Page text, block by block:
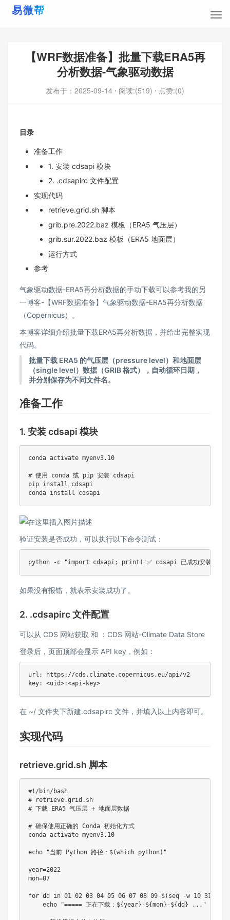
【WRF数据准备】批量下载ERA5再
分析数据-气象驱动数据
发布于： 2025-09-14 ⋅ 阅读:(519) ⋅ 点赞:(0)
目录
准备工作
1. 安装 cdsapi 模块
2. .cdsapirc 文件配置
实现代码
retrieve.grid.sh 脚本
grib.pre.2022.baz 模板（ERA5 气压层）
grib.sur.2022.baz 模板（ERA5 地面层）
运行方式
参考
气象驱动数据-ERA5再分析数据的手动下载可以参考我的另
一博客- 【WRF数据准备】气象驱动数据-ERA5再分析数据
（Copernicus）
。
本博客详细介绍批量下载ERA5再分析数据，并给出完整实现
代码。
批量下载 ERA5 的气压层（pressure level）和地面层
（single level）数据（GRIB 格式），自动循环日期，
并分别保存为不同文件名。
准备工作
1. 安装 cdsapi 模块
conda activate myenv3.10
# 使用 conda 或 pip 安装 cdsapi
pip install cdsapi
conda install
验证安装是否成功，可以执行以下命令测试：
python -c "import cdsapi; print('✅ cdsapi 已成功安装')"
如果没有报错，就表示安装成功了。
2. .cdsapirc 文件配置
可以从 CDS 网站获取 和 ：CDS 网站-Climate Data Store
登录后，页面顶部会显示 API key，例如：
url: https://cds.climate.copernicus.eu/api/v2
key: <uid>:<api-key>
在 ~/ 文件夹下新建.cdsapirc 文件，并填入以上内容即可。
实现代码
retrieve.grid.sh 脚本
#!/bin/bash
# retrieve.grid.sh
# 下载 ERA5 气压层 + 地面层数据
# 确保使用正确的 Conda 初始化方式
conda activate myenv3.10
echo "当前 Python 路径： $(which python) "
year=2022
mon=07
for dd in 01 02 03 04 05 06 07 08 09 $( seq -w 10 31
echo
"===== 正在下载： ${year} -${mon} -${dd} ..."